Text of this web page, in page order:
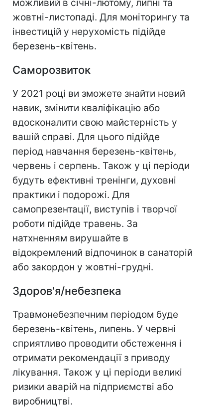
можливий в січні-лютому, липні та
жовтні-листопаді. Для моніторингу та
інвестицій у нерухомість підійде
березень-квітень.
Саморозвиток
У 2021 році ви зможете знайти новий
навик, змінити кваліфікацію або
вдосконалити свою майстерність у
вашій справі. Для цього підійде
період навчання березень-квітень,
червень і серпень. Також у ці періоди
будуть ефективні тренінги, духовні
практики і подорожі. Для
самопрезентації, виступів і творчої
роботи підійде травень. За
натхненням вирушайте в
відокремлений відпочинок в санаторій
або закордон у жовтні-грудні.
Здоров'я/небезпека
Травмонебезпечним періодом буде
березень-квітень, липень. У червні
сприятливо проводити обстеження і
отримати рекомендації з приводу
лікування. Також у ці періоди великі
ризики аварій на підприємстві або
виробництві.